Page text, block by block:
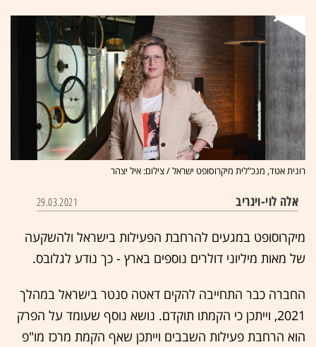
רונית אטד, מנכ"לית מיקרוסופט ישראל / צילום: איל יצהר
אלה לוי-וינריב 29.03.2021
מיקרוסופט במגעים להרחבת הפעילות בישראל ולהשקעה
של מאות מיליוני דולרים נוספים בארץ - כך נודע לגלובס.
החברה כבר התחייבה להקים דאטה סנטר בישראל במהלך
2021, וייתכן כי הקמתו תוקדם. נושא נוסף שעומד על הפרק
הוא הרחבת פעילות השבבים וייתכן שאף הקמת מרכז מו"פ